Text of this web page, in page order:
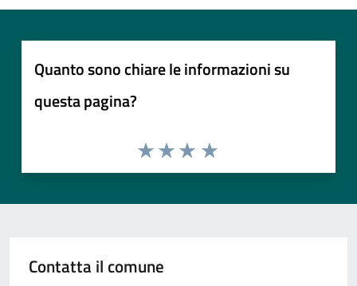
Quanto sono chiare le informazioni su
questa pagina?
Contatta il comune